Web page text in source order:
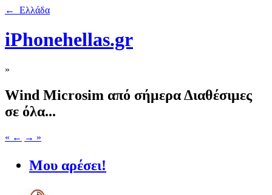
← Ελλάδα
iPhonehellas.gr
»
Wind Microsim από σήμερα Διαθέσιμες
σε όλα...
« ← → »
Μου αρέσει!